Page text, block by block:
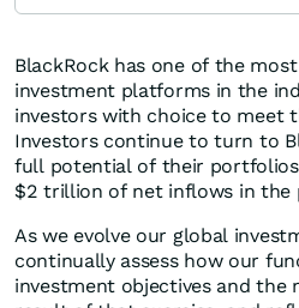
BlackRock has one of the
investment platforms in the
investors with choice to meet
Investors continue to turn to
full potential of their
$2 trillion of net inflows in the
As we evolve our global
continually assess how our
investment objectives and the